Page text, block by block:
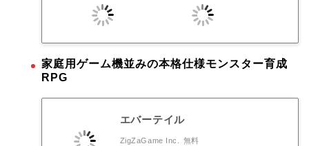
家庭用ゲーム機並みの本格仕様モンスター育成
RPG
エバーテイル
ZigZaGame Inc. 無料